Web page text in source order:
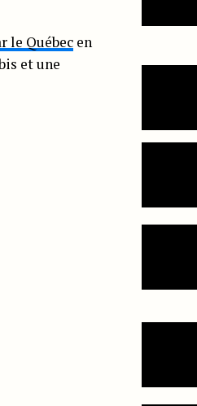
le Québec en
et une